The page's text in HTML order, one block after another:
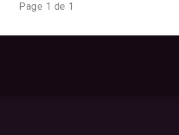
Page 1 de 1